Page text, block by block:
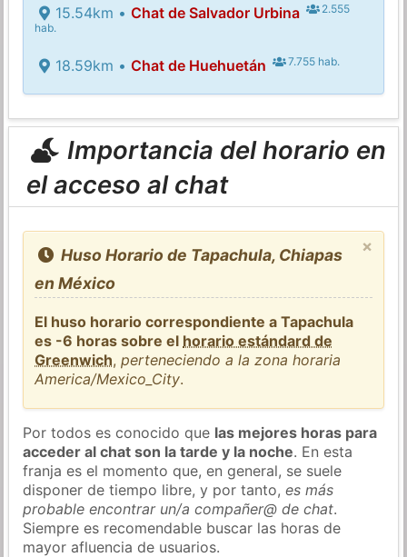
15.54km • Chat de Salvador Urbina
2.555
hab.
18.59km • Chat de Huehuetán 7.755 hab.
Importancia del horario en
el acceso al chat
×
Huso Horario de Tapachula, Chiapas
en México
El huso horario correspondiente a Tapachula
es -6 horas sobre el horario estándard de
Greenwich,perteneciendo a la zona horaria
America/Mexico_City.
Por todos es conocido que las mejores horas para
acceder al chat son la tarde y la noche. En esta
franja es el momento que, en general, se suele
disponer de tiempo libre, y por tanto,es más
probable encontrar un/a compañer@ de chat.
Siempre es recomendable buscar las horas de
mayor afluencia de usuarios.